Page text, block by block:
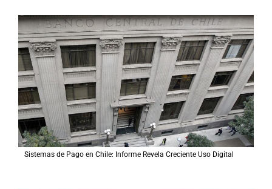
Sistemas de Pago en Chile: Informe Revela Creciente Uso Digital